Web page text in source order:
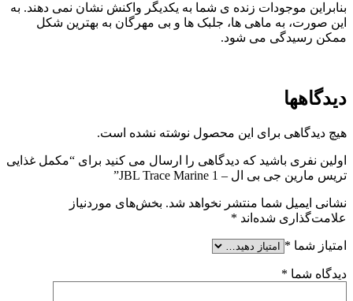
بنابراین موجودات زنده ی شما به یکدیگر واکنش نشان نمی دهند. به
این صورت، به ماهی ها، جلبک ها و بی مهرگان به بهترین شکل
ممکن رسیدگی می شود.
دیدگاهها
هیچ دیدگاهی برای این محصول نوشته نشده است.
اولین نفری باشید که دیدگاهی را ارسال می کنید برای “مکمل غذایی
تریس مارین جی بی ال – JBL Trace Marine 1”
نشانی ایمیل شما منتشر نخواهد شد. بخش‌های موردنیاز
علامت‌گذاری شده‌اند *
امتیاز شما *
دیدگاه شما *